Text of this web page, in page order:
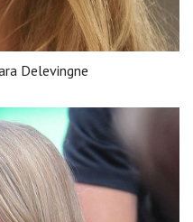
Delevingne